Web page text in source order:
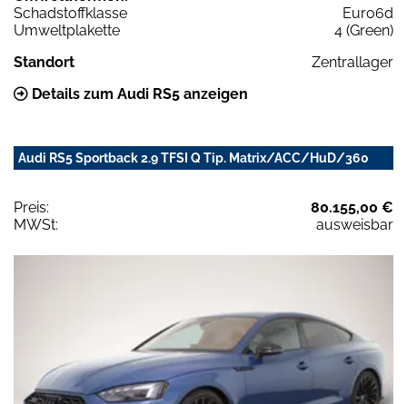
Schadstoffklasse
Euro6d
Umweltplakette
4 (Green)
Standort
Zentrallager
Details zum Audi RS5 anzeigen
Audi RS5 Sportback 2.9 TFSI Q Tip. Matrix/ACC/HuD/360
Preis:
80.155,00 €
MWSt:
ausweisbar